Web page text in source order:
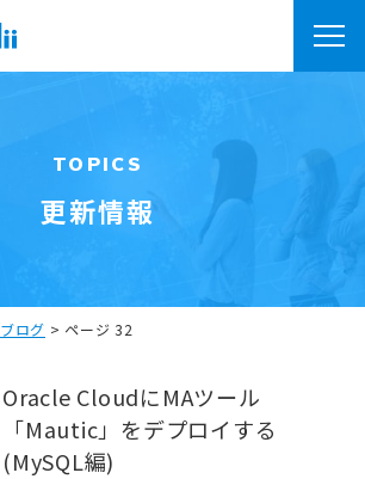
TOPICS
更新情報
ブログ > ページ 32
Oracle CloudにMAツール
「Mautic」をデプロイする
(MySQL編)